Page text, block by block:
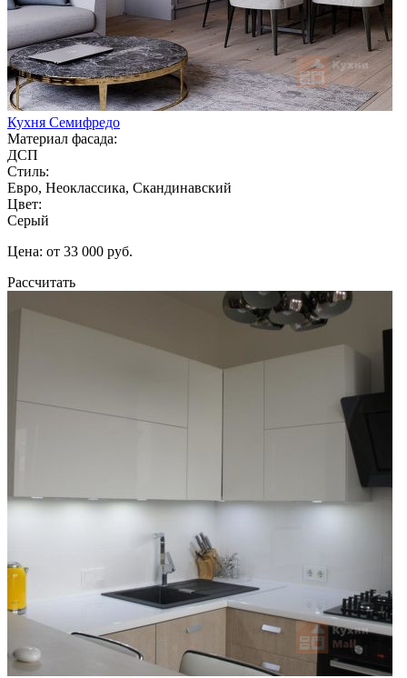
Кухня Семифредо
Материал фасада:
ДСП
Стиль:
Евро, Неоклассика, Скандинавский
Цвет:
Серый
Цена: от 33 000 руб.
Рассчитать